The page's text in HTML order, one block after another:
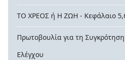
ΤΟ ΧΡΕΟΣ ή Η ΖΩΗ - Κεφάλαιο
Πρωτοβουλία για τη
Ελέγχου